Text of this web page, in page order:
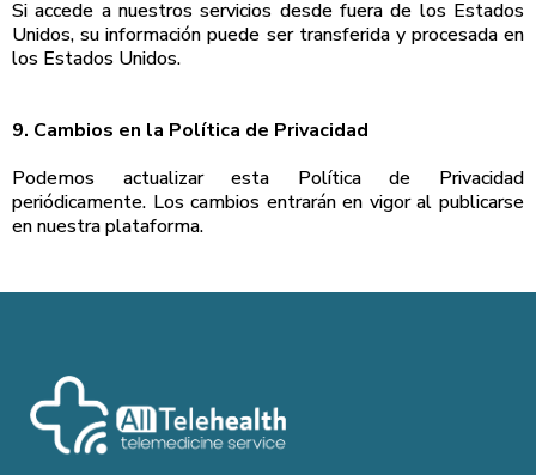
Si accede a nuestros servicios desde fuera de los Estados
Unidos, su información puede ser transferida y procesada en
los Estados Unidos.
9. Cambios en la Política de Privacidad
Podemos actualizar esta Política de Privacidad
periódicamente. Los cambios entrarán en vigor al publicarse
en nuestra plataforma.